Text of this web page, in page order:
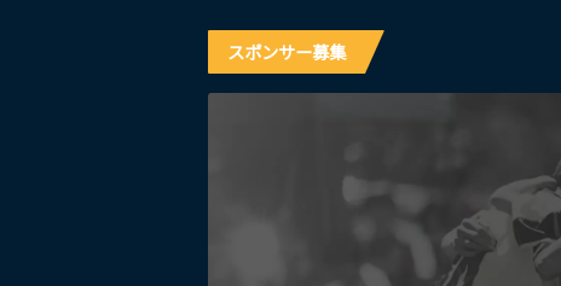
スポンサー募集